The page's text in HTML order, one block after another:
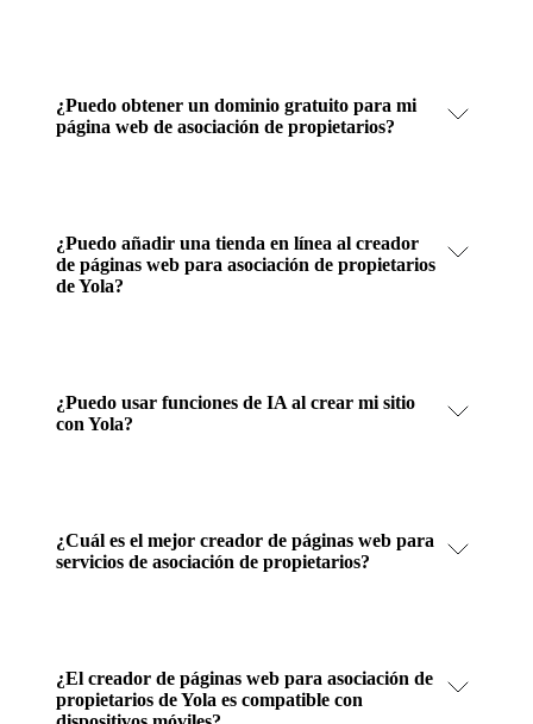
¿Puedo obtener un dominio gratuito para mi
página web de asociación de propietarios?
¿Puedo añadir una tienda en línea al creador
de páginas web para asociación de propietarios
de Yola?
¿Puedo usar funciones de IA al crear mi sitio
con Yola?
¿Cuál es el mejor creador de páginas web para
servicios de asociación de propietarios?
¿El creador de páginas web para asociación de
propietarios de Yola es compatible con